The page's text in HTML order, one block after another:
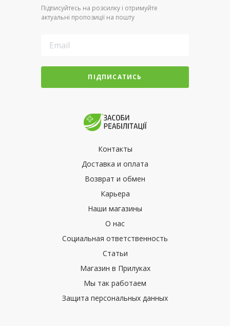
Підписуйтесь на розсилку і отримуйте
актуальні пропозиції на пошту
ПІДПИСАТИСЬ
Контакты
Доставка и оплата
Возврат и обмен
Карьера
Наши магазины
О нас
Социальная ответственность
Статьи
Магазин в Прилуках
Мы так работаем
Защита персональных данных